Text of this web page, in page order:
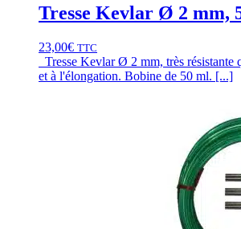
Tresse Kevlar Ø 2 mm,
23,00€ TTC
Tresse Kevlar Ø 2 mm, très résistante
et à l'élongation. Bobine de 50 ml. [...]